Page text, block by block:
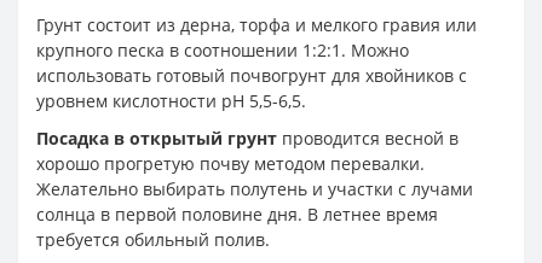
Грунт состоит из дерна, торфа и мелкого гравия или
крупного песка в соотношении 1:2:1. Можно
использовать готовый почвогрунт для хвойников с
уровнем кислотности рН 5,5-6,5.
Посадка в открытый грунт проводится весной в
хорошо прогретую почву методом перевалки.
Желательно выбирать полутень и участки с лучами
солнца в первой половине дня. В летнее время
требуется обильный полив.